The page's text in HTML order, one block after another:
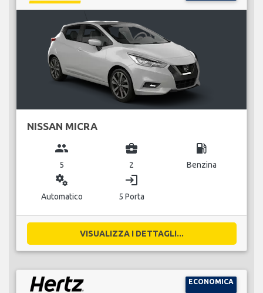
NISSAN MICRA
group
5
business_center
2
local_gas_station
Benzina
miscellaneous_services
Automatico
login
5 Porta
VISUALIZZA I DETTAGLI...
ECONOMICA